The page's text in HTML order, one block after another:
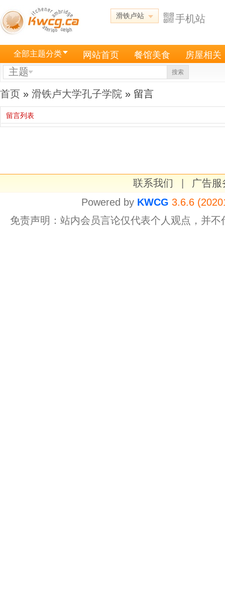
滑铁卢站 手机站
全部主题分类 网站首页 餐馆美食 房屋相关
主题 搜索
首页 » 滑铁卢大学孔子学院 » 留言
留言列表
联系我们
广告服
Powered by KWCG 3.6.6
免责声明：站内会员言论仅代表个人观点，并